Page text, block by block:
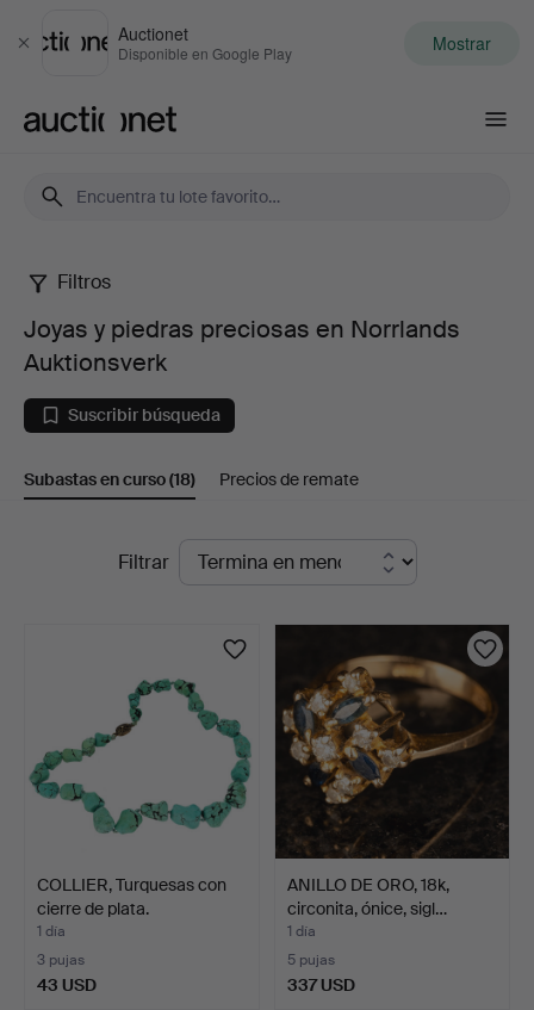
Cerrar
Auctionet
Disponible en Google Play Mostrar
Joyas
piedras
preciosas
Norrlands
Auktionsverk
Filtros
Joyas y piedras preciosas en Norrlands
Auktionsverk
Suscribir búsqueda
Subastas en curso(18) Precios de remate
SubastasFiltrar
COLLIER, Turquesas con
cierre de plata.
1 día
3 pujas
43 USD
ANILLO DE ORO, 18k,
circonita, ónice, sigl…
1 día
5 pujas
337 USD